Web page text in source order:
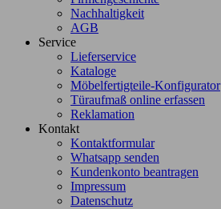
Nachhaltigkeit
AGB
Service
Lieferservice
Kataloge
Möbelfertigteile-Konfigurator
Türaufmaß online erfassen
Reklamation
Kontakt
Kontaktformular
Whatsapp senden
Kundenkonto beantragen
Impressum
Datenschutz